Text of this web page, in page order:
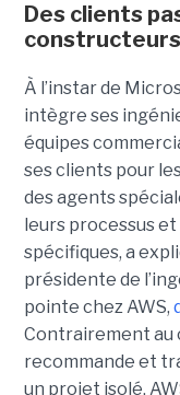
Des clients
constructeurs
À l’instar de
intègre ses
équipes
ses clients pour
des agents
leurs processus
spécifiques, a
présidente de
pointe chez AWS,
Contrairement au
recommande et
un projet isolé,